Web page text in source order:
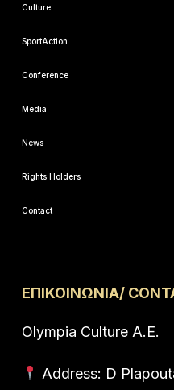
Culture
SportAction
Conference
Media
News
Rights Holders
Contact
ΕΠΙΚΟΙΝΩΝΙΑ/
Olympia Culture A.E.
Address: D